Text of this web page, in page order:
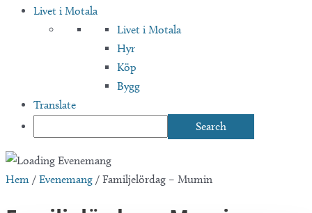
Livet i Motala
Livet i Motala
Hyr
Köp
Bygg
Translate
Hem / Evenemang / Familjelördag – Mumin